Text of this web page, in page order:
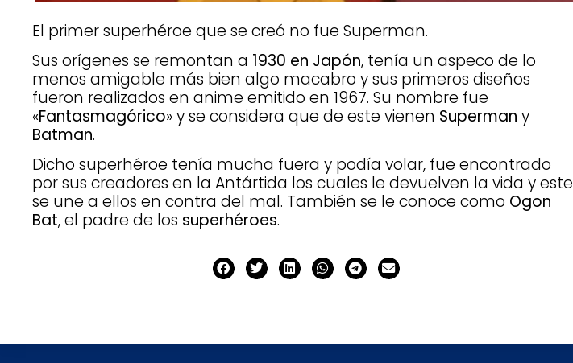
El primer superhéroe que se creó no fue Superman.
Sus orígenes se remontan a 1930 en Japón, tenía un aspeco de lo
menos amigable más bien algo macabro y sus primeros diseños
fueron realizados en anime emitido en 1967. Su nombre fue
«Fantasmagórico» y se considera que de este vienen Superman y
Batman.
Dicho superhéroe tenía mucha fuera y podía volar, fue encontrado
por sus creadores en la Antártida los cuales le devuelven la vida y este
se une a ellos en contra del mal. También se le conoce como Ogon
Bat, el padre de los superhéroes.